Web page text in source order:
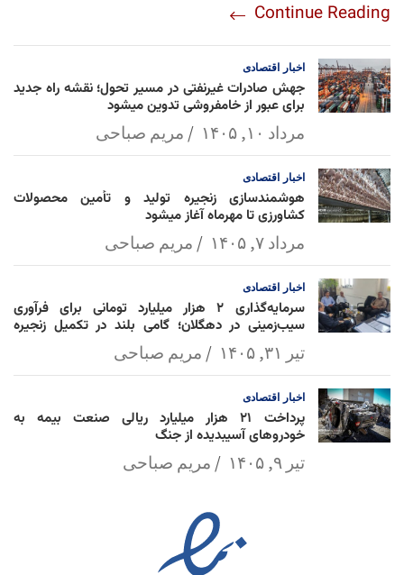
ok
Ap
p
Lin
k
l
Continue Reading
اخبار اقتصادی
جهش صادرات غیرنفتی در مسیر تحول؛ نقشه راه جدید
برای عبور از خامفروشی تدوین میشود
مرداد ۱۰, ۱۴۰۵ مریم صباحی
اخبار اقتصادی
هوشمندسازی زنجیره تولید و تأمین محصولات
کشاورزی تا مهرماه آغاز میشود
مرداد ۷, ۱۴۰۵ مریم صباحی
اخبار اقتصادی
سرمایه‌گذاری ۲ هزار میلیارد تومانی برای فرآوری
سیب‌زمینی در دهگلان؛ گامی بلند در تکمیل زنجیره
ارزش کشاورزیتیر ۳۱, ۱۴۰۵ مریم صباحی
اخبار اقتصادی
پرداخت ۲۱ هزار میلیارد ریالی صنعت بیمه به
خودروهای آسیبدیده از جنگ
تیر ۹, ۱۴۰۵ مریم صباحی